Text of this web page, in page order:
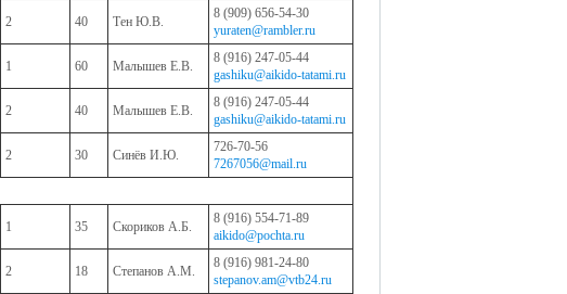
2 40 Тен Ю.В.
8 (909) 656-54-30
yuraten@rambler.ru
1 60 Малышев Е.В.
8 (916) 247-05-44
gashiku@aikido-tatami.ru
2 40 Малышев Е.В.
8 (916) 247-05-44
gashiku@aikido-tatami.ru
2 30 Синёв И.Ю.
726-70-56
7267056@mail.ru
1 35 Скориков А.Б.
8 (916) 554-71-89
aikido@pochta.ru
2 18 Степанов А.М.
8 (916) 981-24-80
stepanov.am@vtb24.ru